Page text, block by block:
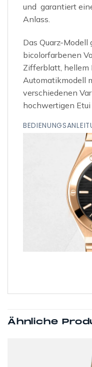
und garantiert
Anlass.
Das Quarz-
bicolorfarbenen
Zifferblatt, hellem
Automatikmodell
verschiedenen
hochwertigen
Ähnliche